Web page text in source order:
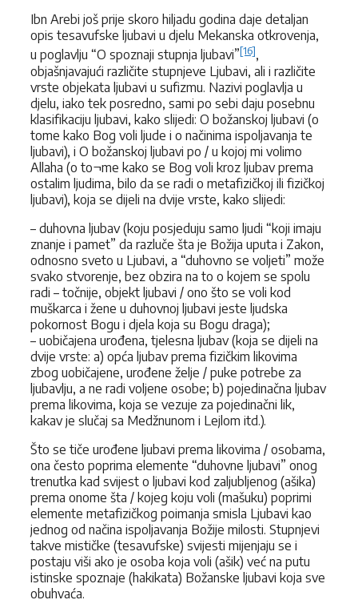
Ibn Arebi još prije skoro hiljadu godina daje detaljan
opis tesavufske ljubavi u djelu Mekanska otkrovenja,
u poglavlju “O spoznaji stupnja ljubavi”[16],
objašnjavajući različite stupnjeve Ljubavi, ali i različite
vrste objekata ljubavi u sufizmu. Nazivi poglavlja u
djelu, iako tek posredno, sami po sebi daju posebnu
klasifikaciju ljubavi, kako slijedi: O božanskoj ljubavi (o
tome kako Bog voli ljude i o načinima ispoljavanja te
ljubavi), i O božanskoj ljubavi po / u kojoj mi volimo
Allaha (o to¬me kako se Bog voli kroz ljubav prema
ostalim ljudima, bilo da se radi o metafizičkoj ili fizičkoj
ljubavi), koja se dijeli na dvije vrste, kako slijedi:
– duhovna ljubav (koju posjeduju samo ljudi “koji imaju
znanje i pamet” da razluče šta je Božija uputa i Zakon,
odnosno sveto u Ljubavi, a “duhovno se voljeti” može
svako stvorenje, bez obzira na to o kojem se spolu
radi – točnije, objekt ljubavi / ono što se voli kod
muškarca i žene u duhovnoj ljubavi jeste ljudska
pokornost Bogu i djela koja su Bogu draga);
– uobičajena urođena, tjelesna ljubav (koja se dijeli na
dvije vrste: a) opća ljubav prema fizičkim likovima
zbog uobičajene, urođene želje / puke potrebe za
ljubavlju, a ne radi voljene osobe; b) pojedinačna ljubav
prema likovima, koja se vezuje za pojedinačni lik,
kakav je slučaj sa Medžnunom i Lejlom itd.).
Što se tiče urođene ljubavi prema likovima / osobama,
ona često poprima elemente “duhovne ljubavi” onog
trenutka kad svijest o ljubavi kod zaljubljenog (ašika)
prema onome šta / kojeg koju voli (mašuku) poprimi
elemente metafizičkog poimanja smisla Ljubavi kao
jednog od načina ispoljavanja Božije milosti. Stupnjevi
takve mističke (tesavufske) svijesti mijenjaju se i
postaju viši ako je osoba koja voli (ašik) već na putu
istinske spoznaje (hakikata) Božanske ljubavi koja sve
obuhvaća.